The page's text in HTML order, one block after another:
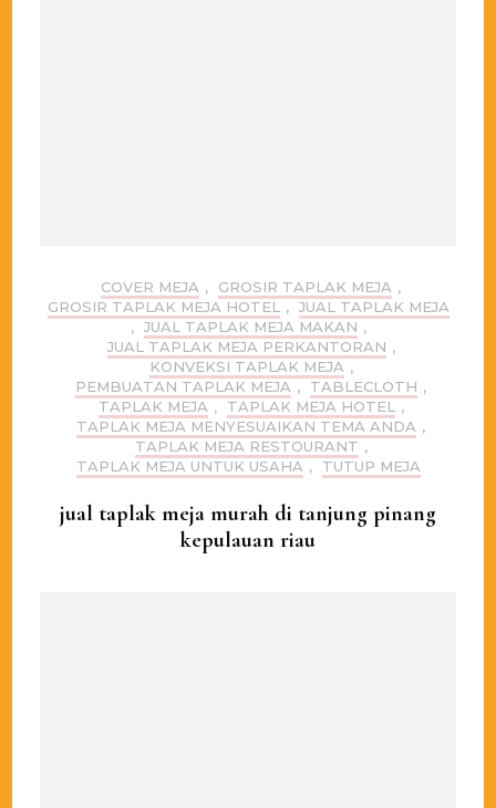
COVER MEJA , GROSIR TAPLAK MEJA ,
GROSIR TAPLAK MEJA HOTEL , JUAL TAPLAK MEJA
, JUAL TAPLAK MEJA MAKAN ,
JUAL TAPLAK MEJA PERKANTORAN ,
KONVEKSI TAPLAK MEJA ,
PEMBUATAN TAPLAK MEJA , TABLECLOTH ,
TAPLAK MEJA , TAPLAK MEJA HOTEL ,
TAPLAK MEJA MENYESUAIKAN TEMA ANDA ,
TAPLAK MEJA RESTOURANT ,
TAPLAK MEJA UNTUK USAHA , TUTUP MEJA
jual taplak meja murah di tanjung pinang
kepulauan riau